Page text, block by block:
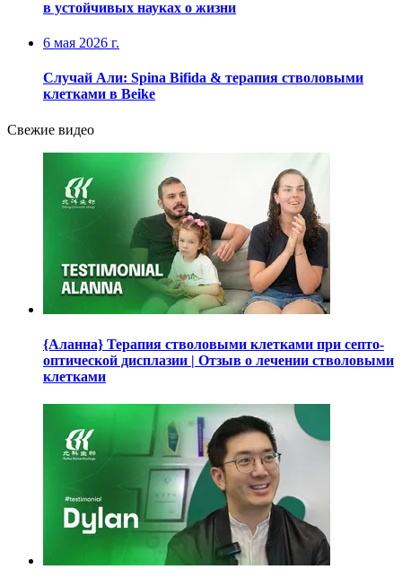
в устойчивых науках о жизни
6 мая 2026 г.
Случай Али: Spina Bifida & терапия стволовыми
клетками в Beike
Свежие видео
{Аланна} Терапия стволовыми клетками при септо-
оптической дисплазии | Отзыв о лечении стволовыми
клетками